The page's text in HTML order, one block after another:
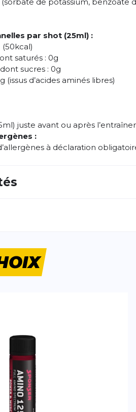
par shot (25ml) :
(50kcal)
saturés : 0g
sucres : 0g
(issus d’acides aminés libres)
juste avant ou après
:
à déclaration
ce produit.
Evaluation